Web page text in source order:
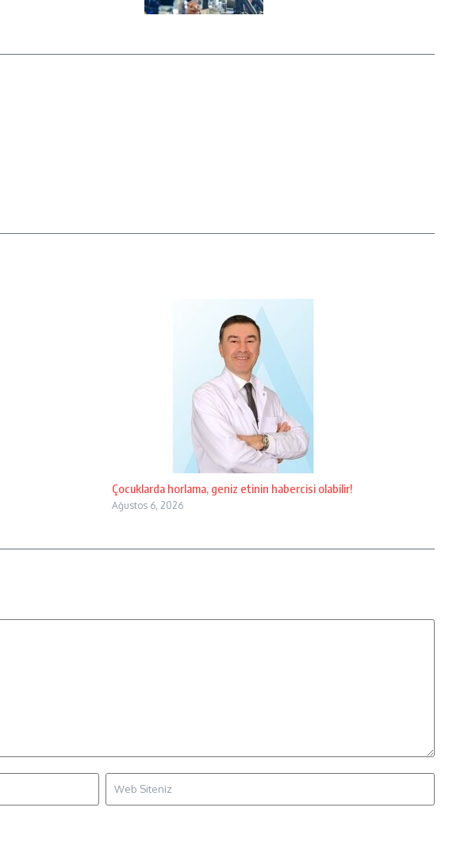
Çocuklarda horlama, geniz etinin habercisi olabilir!
Ağustos 6, 2026